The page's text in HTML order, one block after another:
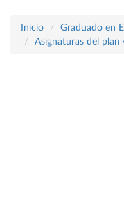
Inicio
Graduado en
Asignaturas del plan